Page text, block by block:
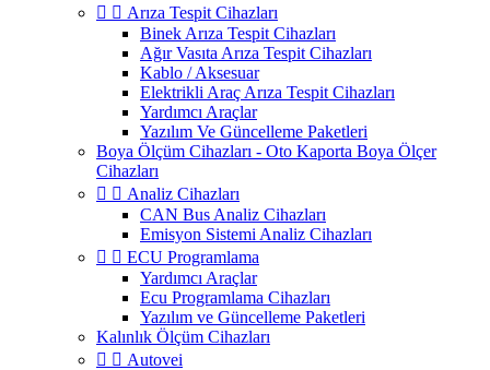
  Arıza Tespit Cihazları
Binek Arıza Tespit Cihazları
Ağır Vasıta Arıza Tespit Cihazları
Kablo / Aksesuar
Elektrikli Araç Arıza Tespit Cihazları
Yardımcı Araçlar
Yazılım Ve Güncelleme Paketleri
Boya Ölçüm Cihazları - Oto Kaporta Boya Ölçer
Cihazları
  Analiz Cihazları
CAN Bus Analiz Cihazları
Emisyon Sistemi Analiz Cihazları
  ECU Programlama
Yardımcı Araçlar
Ecu Programlama Cihazları
Yazılım ve Güncelleme Paketleri
Kalınlık Ölçüm Cihazları
  Autovei